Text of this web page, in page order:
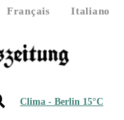
Français
Italiano
Clima - Berlin 15°C